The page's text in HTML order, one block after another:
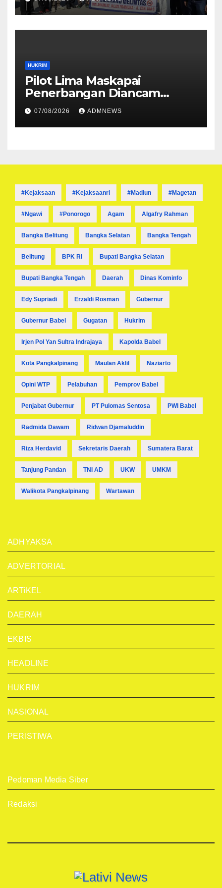
HUKRIM
Pilot Lima Maskapai
Penerbangan Diancam
Ditembak Mati OPM
07/08/2026 ADMNEWS
#kejaksaan #kejaksaanri #madiun #magetan
#ngawi #ponorogo Agam Algafry Rahman
Bangka Belitung Bangka Selatan Bangka Tengah
Belitung BPK RI Bupati Bangka Selatan
Bupati Bangka Tengah Daerah Dinas Kominfo
Edy Supriadi Erzaldi Rosman Gubernur
Gubernur Babel Gugatan Hukrim
Irjen Pol Yan Sultra Indrajaya Kapolda Babel
Kota Pangkalpinang Maulan Aklil Naziarto
Opini WTP Pelabuhan Pemprov Babel
Penjabat Gubernur PT Pulomas Sentosa PWI Babel
Radmida Dawam Ridwan Djamaluddin
Riza Herdavid Sekretaris Daerah Sumatera Barat
Tanjung Pandan TNI AD UKW UMKM
Walikota Pangkalpinang Wartawan
ADHYAKSA
ADVERTORIAL
ARTiKEL
DAERAH
EKBIS
HEADLINE
HUKRIM
NASIONAL
PERISTIWA
Pedoman Media Siber
Redaksi